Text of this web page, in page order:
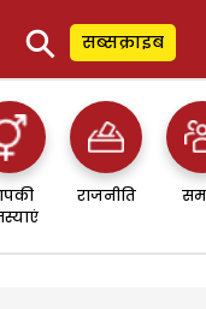
⚲ सब्सक्राइब
राजनीति